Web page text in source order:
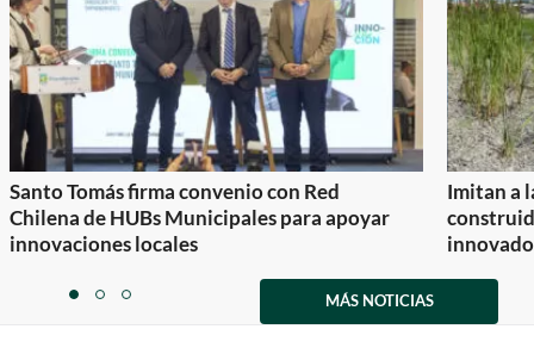
Santo Tomás firma convenio con Red
Chilena de HUBs Municipales para apoyar
innovaciones locales
Imitan a
itemitemitem
MÁS NOTICIAS